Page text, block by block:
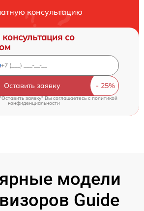
консультацию
со
Оставить заявку
заявку" Вы соглашаетесь cполитикой
конфиденциальности
модели
Guide